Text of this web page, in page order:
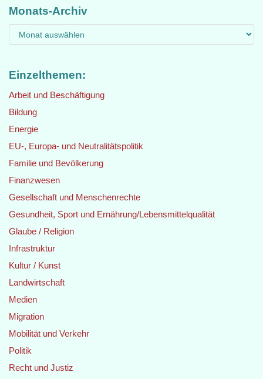
Monats-Archiv
Einzelthemen:
Arbeit und Beschäftigung
Bildung
Energie
EU-, Europa- und Neutralitätspolitik
Familie und Bevölkerung
Finanzwesen
Gesellschaft und Menschenrechte
Gesundheit, Sport und Ernährung/Lebensmittelqualität
Glaube / Religion
Infrastruktur
Kultur / Kunst
Landwirtschaft
Medien
Migration
Mobilität und Verkehr
Politik
Recht und Justiz